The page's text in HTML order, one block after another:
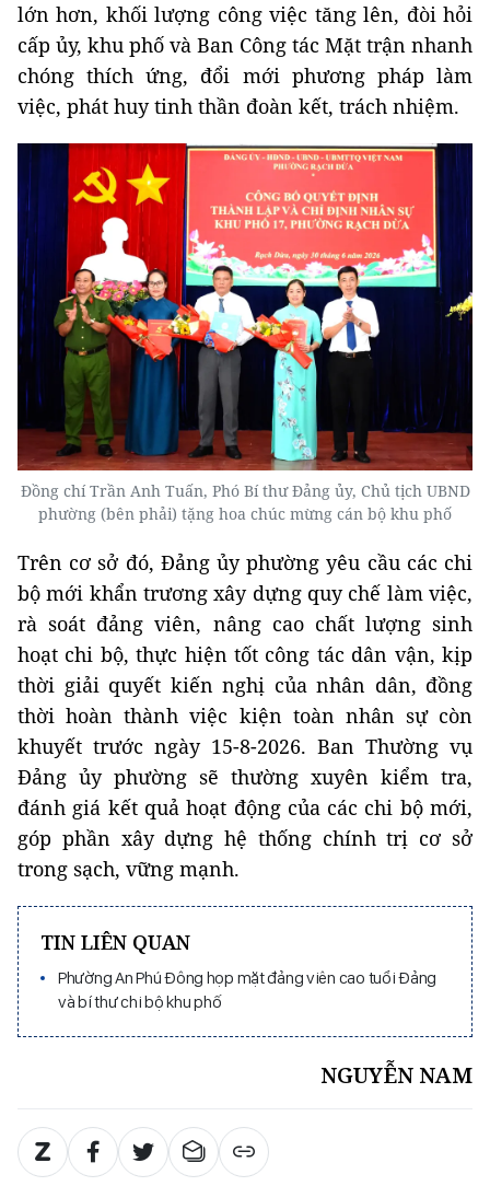
lớn hơn, khối lượng công việc tăng lên, đòi hỏi
cấp ủy, khu phố và Ban Công tác Mặt trận nhanh
chóng thích ứng, đổi mới phương pháp làm
việc, phát huy tinh thần đoàn kết, trách nhiệm.
Đồng chí Trần Anh Tuấn, Phó Bí thư Đảng ủy, Chủ tịch UBND
phường (bên phải) tặng hoa chúc mừng cán bộ khu phố
Trên cơ sở đó, Đảng ủy phường yêu cầu các chi
bộ mới khẩn trương xây dựng quy chế làm việc,
rà soát đảng viên, nâng cao chất lượng sinh
hoạt chi bộ, thực hiện tốt công tác dân vận, kịp
thời giải quyết kiến nghị của nhân dân, đồng
thời hoàn thành việc kiện toàn nhân sự còn
khuyết trước ngày 15-8-2026. Ban Thường vụ
Đảng ủy phường sẽ thường xuyên kiểm tra,
đánh giá kết quả hoạt động của các chi bộ mới,
góp phần xây dựng hệ thống chính trị cơ sở
trong sạch, vững mạnh.
TIN LIÊN QUAN
Phường An Phú Đông họp mặt đảng viên cao tuổi Đảng
và bí thư chi bộ khu phố
NGUYỄN NAM